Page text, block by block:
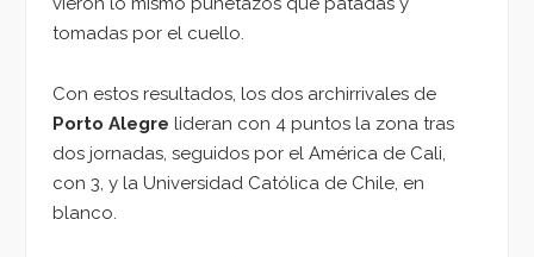
tomadas por el cuello.
Con estos resultados, los dos archirrivales de
Porto Alegre lideran con 4 puntos la zona tras
dos jornadas, seguidos por el América de Cali,
con 3, y la Universidad Católica de Chile, en
blanco.